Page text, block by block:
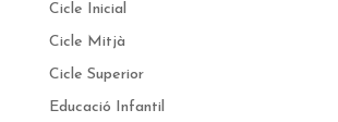
Cicle Inicial
Cicle Mitjà
Cicle Superior
Educació Infantil